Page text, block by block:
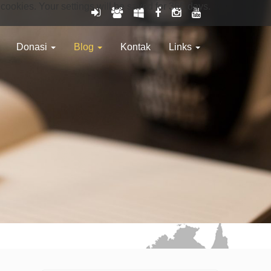
Donasi Blog Kontak Links
Your settings will be saved for 365 days.